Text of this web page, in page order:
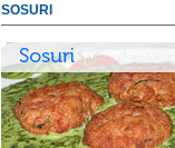
SOSURI